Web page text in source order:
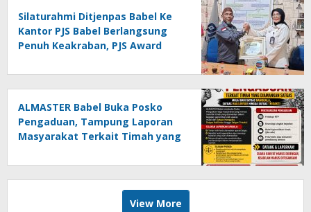
Silaturahmi Ditjenpas Babel Ke
Kantor PJS Babel Berlangsung
Penuh Keakraban, PJS Award
Agustina
ALMASTER Babel Buka Posko
Pengaduan, Tampung Laporan
Masyarakat Terkait Timah yang
View More